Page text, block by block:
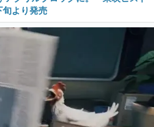
旬より発売